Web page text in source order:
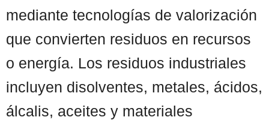
mediante tecnologías de valorización
que convierten residuos en recursos
o energía. Los residuos industriales
incluyen disolventes, metales, ácidos,
álcalis, aceites y materiales